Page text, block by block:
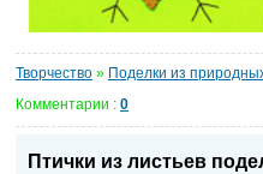
Творчество » Поделки из
Комментарии : 0
Птички из листьев